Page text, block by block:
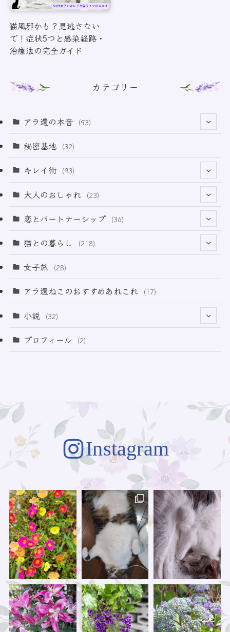
猫風邪かも？見逃さない
で！症状5つと感染経路・
治療法の完全ガイド
カテゴリー
アラ還の本音 (93)
(69)
秘密基地 (32)
キレイ術 (93)
(32)
(49)
大人のおしゃれ (23)
(21)
(2)
恋とパートナーシップ (36)
(33)
(3)
猫との暮らし (218)
(21)
(73)
女子旅 (28)
アラ還ねこのおすすめあれこれ (17)
小説 (32)
プロフィール (2)
Instagram